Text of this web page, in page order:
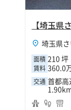
埼玉県
面積 210 坪
賃料 360.0
交通 首都